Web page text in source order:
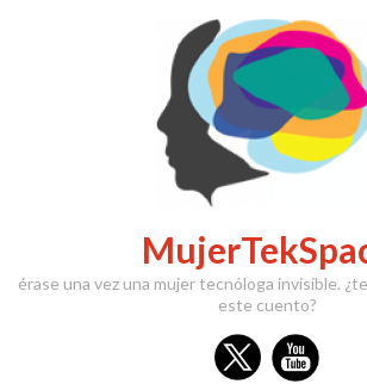
érase una vez una mujer tecnóloga invisible.
este cuento?